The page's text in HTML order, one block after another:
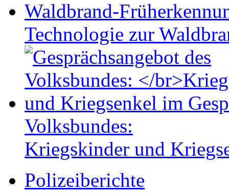
Technologie zur
Volksbundes:
Kriegskinder und
Polizeiberichte